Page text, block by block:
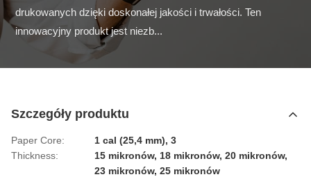
drukowanych dzięki doskonałej jakości i trwałości. Ten
innowacyjny produkt jest niezb...
Szczegóły produktu
Paper Core:
1 cal (25,4 mm), 3
Thickness:
15 mikronów, 18 mikronów, 20 mikronów,
23 mikronów, 25 mikronów